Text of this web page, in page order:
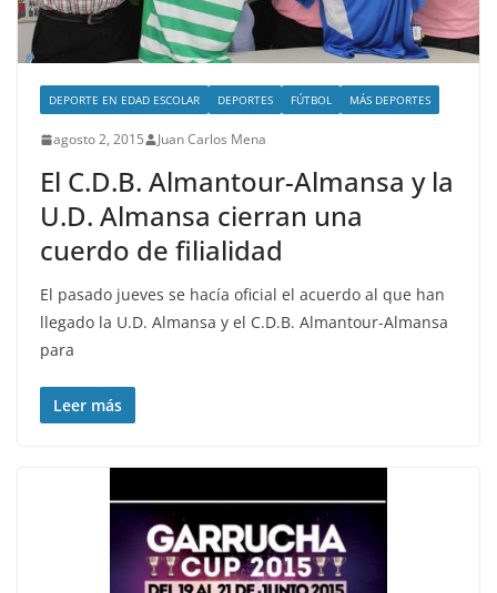
DEPORTE EN EDAD ESCOLAR DEPORTES FÚTBOL MÁS DEPORTES
agosto 2, 2015 Juan Carlos Mena
El C.D.B. Almantour-Almansa y la
U.D. Almansa cierran una
cuerdo de filialidad
El pasado jueves se hacía oficial el acuerdo al que han
llegado la U.D. Almansa y el C.D.B. Almantour-Almansa
para
Leer más